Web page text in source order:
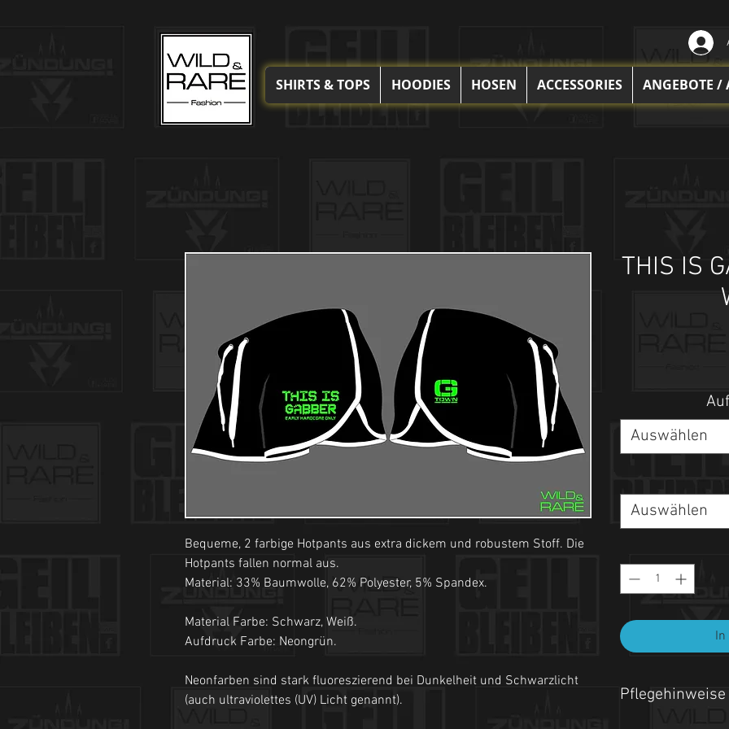
Bequeme, 2 farbige Hotpants aus extra dickem und robustem Stoff. Die
Hotpants fallen normal aus.
Material: 33% Baumwolle, 62% Polyester, 5% Spandex.
Material Farbe: Schwarz, Weiß.
Aufdruck Farbe: Neongrün.
Neonfarben sind stark fluoreszierend bei Dunkelheit und Schwarzlicht
(auch ultraviolettes (UV) Licht genannt).
THIS IS
Auswählen
Auswählen
In
Pflegehinweise
SHIRTS & TOPS HOODIES HOSEN ACCESSORIES ANGEBOTE /